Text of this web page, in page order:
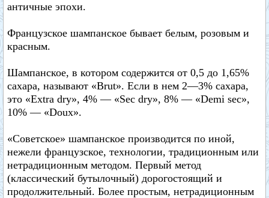
античные эпохи.
Французское шампанское бывает белым, розовым и
красным.
Шампанское, в котором содержится от 0,5 до 1,65%
сахара, называют «Brut». Если в нем 2—3% сахара,
это «Extra dry», 4% — «Sec dry», 8% — «Demi sec»,
10% — «Doux».
«Советское» шампанское производится по иной,
нежели французское, технологии, традиционным или
нетрадиционным методом. Первый метод
(классический бутылочный) дорогостоящий и
продолжительный. Более простым, нетрадиционным